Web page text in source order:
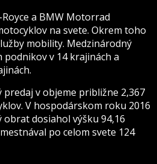
a BMW Motorrad
na svete. Okrem toho
mobility. Medzinárodný
v 14 krajinách a
v objeme približne 2,367
V hospodárskom roku 2016
obrat dosiahol výšku 94,16
po celom svete 124